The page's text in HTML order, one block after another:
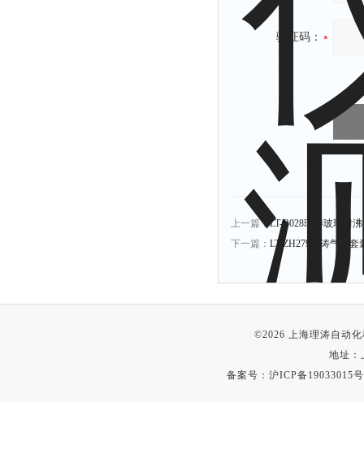
验证码：
上一篇：LT-B028理涛玻璃耐
下一篇： LT-ZH279理涛气管
©2026 上海理涛自动
地址：
备案号： 沪ICP备19033015